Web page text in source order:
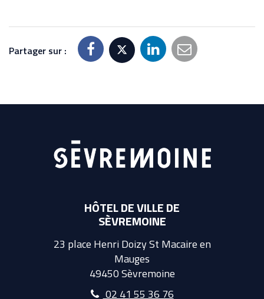
Partager sur :
HÔTEL DE VILLE DE
SÈVREMOINE
23 place Henri Doizy St Macaire en
Mauges
49450 Sèvremoine
02 41 55 36 76